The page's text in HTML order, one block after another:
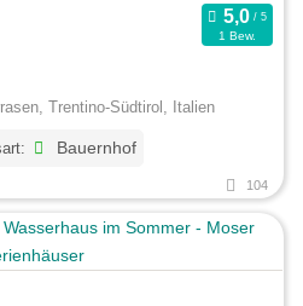
1 Bew.
Trentino-Südtirol, Italien
Bauernhof
104